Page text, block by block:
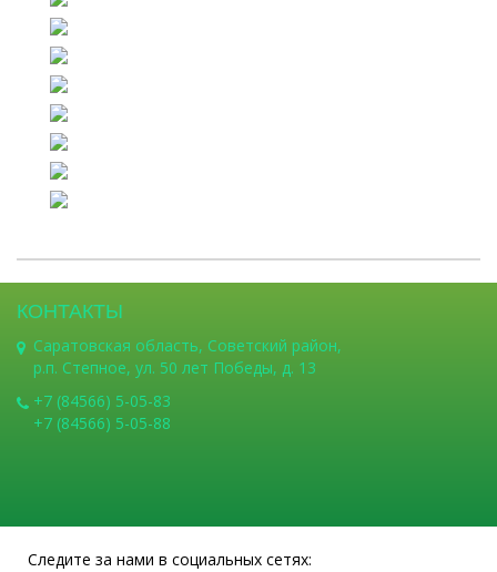
КОНТАКТЫ
Саратовская область, Советский район,
р.п. Степное, ул. 50 лет Победы, д. 13
+7 (84566) 5-05-83
+7 (84566) 5-05-88
Следите за нами в социальных сетях: